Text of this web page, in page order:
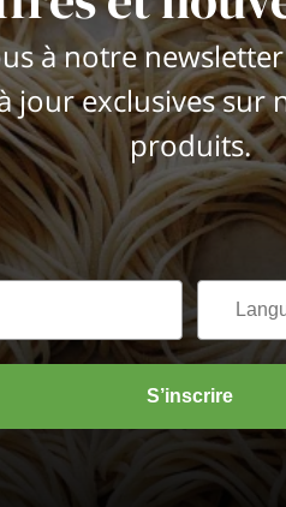
à notre
jour exclusives sur
produits.
S’inscrire